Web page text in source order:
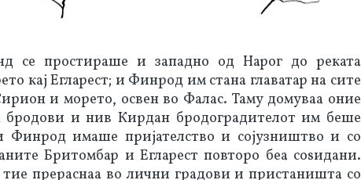
се простираше и западно од Нарог до реката
кај Егларест; и Финрод им стана главатар на сите
и морето, освен во Фалас. Таму домуваа оние
и нив Кирдан бродоградителот им беше
Финрод имаше пријателство и сојузништво и со
Бритомбар и Егларест повторо беа соѕидани.
прераснаа во лични градови и пристаништа со